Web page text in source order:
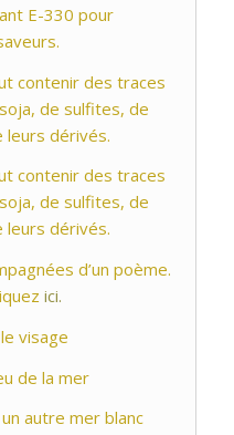
E-330 pour
contenir des traces
de sulfites, de
dérivés.
contenir des traces
de sulfites, de
dérivés.
d’un poème.
ici.
visage
de la mer
autre mer blanc